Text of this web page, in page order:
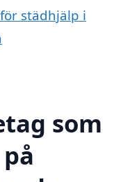
städhjälp i
som